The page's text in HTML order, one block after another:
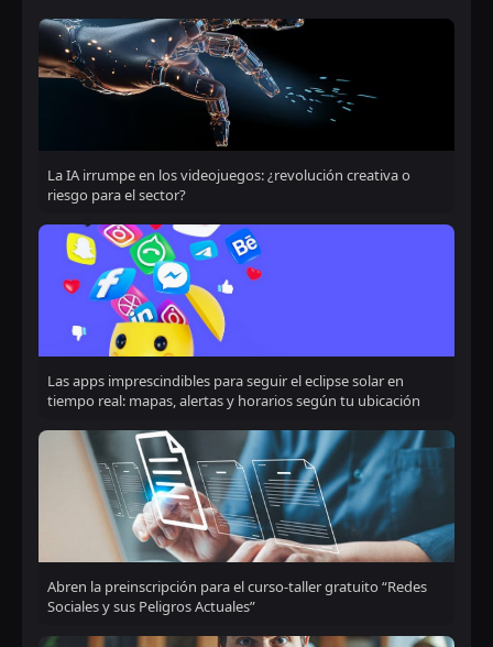
La IA irrumpe en los videojuegos: ¿revolución creativa o
riesgo para el sector?
Las apps imprescindibles para seguir el eclipse solar en
tiempo real: mapas, alertas y horarios según tu ubicación
Abren la preinscripción para el curso-taller gratuito “Redes
Sociales y sus Peligros Actuales”